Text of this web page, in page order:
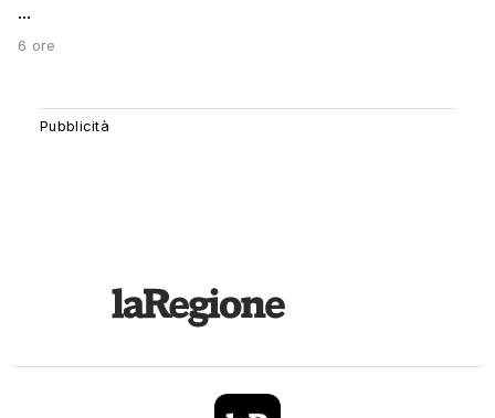
...
6 ore